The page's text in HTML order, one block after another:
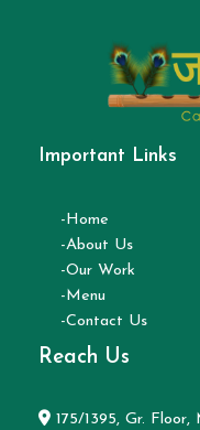
Important Links
-Home
-About Us
-Our Work
-Menu
-Contact Us
Reach Us
175/1395, Gr.